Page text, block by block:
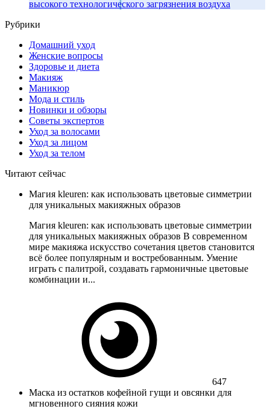
высокого технологического загрязнения воздуха
Рубрики
Домашний уход
Женские вопросы
Здоровье и диета
Макияж
Маникюр
Мода и стиль
Новинки и обзоры
Советы экспертов
Уход за волосами
Уход за лицом
Уход за телом
Читают сейчас
Магия kleuren: как использовать цветовые симметрии
для уникальных макияжных образов
Магия kleuren: как использовать цветовые симметрии
для уникальных макияжных образов В современном
мире макияжа искусство сочетания цветов становится
всё более популярным и востребованным. Умение
играть с палитрой, создавать гармоничные цветовые
комбинации и...
647
Маска из остатков кофейной гущи и овсянки для
мгновенного сияния кожи